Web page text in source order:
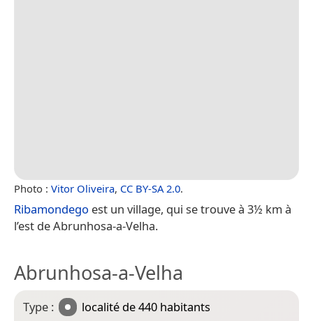
Photo : Vitor Oliveira, CC BY-SA 2.0.
Ribamondego est un village, qui se trouve à 3½ km à
l’est de Abrunhosa-a-Velha.
Abrunhosa-a-Velha
Type : localité de 440 habitants